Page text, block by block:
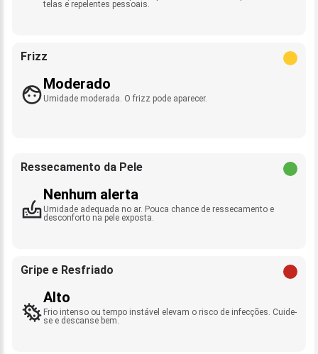
telas e repelentes pessoais.
Frizz
Moderado
Umidade moderada. O frizz pode aparecer.
Ressecamento da Pele
Nenhum alerta
Umidade adequada no ar. Pouca chance de ressecamento e
desconforto na pele exposta.
Gripe e Resfriado
Alto
Frio intenso ou tempo instável elevam o risco de infecções. Cuide-
se e descanse bem.